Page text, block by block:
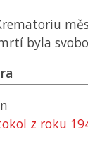
byla
z roku